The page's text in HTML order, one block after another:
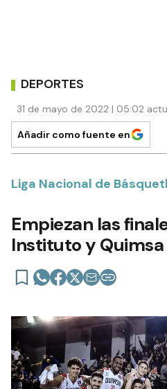
DEPORTES
31 de mayo de 2022 | 05:02
Añadir como fuente en
Liga Nacional de
Empiezan las
Instituto y Quimsa